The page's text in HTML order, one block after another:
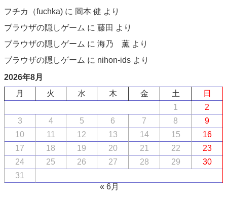
フチカ（fuchka) に 岡本 健 より
ブラウザの隠しゲーム に 藤田 より
ブラウザの隠しゲーム に 海乃 薫 より
ブラウザの隠しゲーム に nihon-ids より
2026年8月
月
火 水 木 金 土
日
1
2
3
4 5 6 7 8
9
10
11 12 13 14 15
16
17
18 19 20 21 22
23
24
25 26 27 28 29
30
31
« 6月